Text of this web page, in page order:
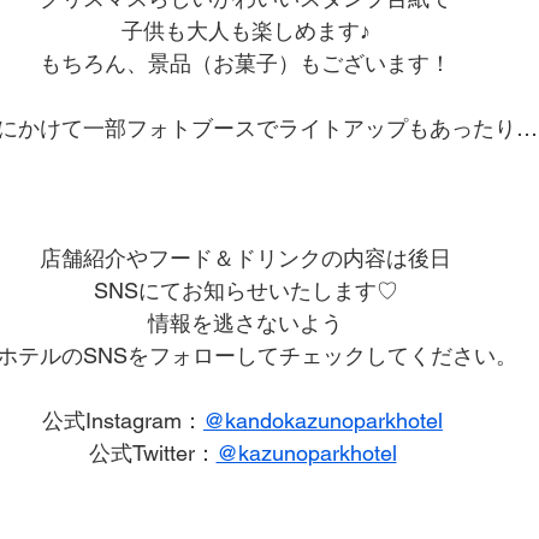
子供も大人も楽しめます♪
もちろん、景品（お菓子）もございます！
かけて一部フォトブースでライトアップもあったり
店舗紹介やフード＆ドリンクの内容は後日
SNSにてお知らせいたします♡
情報を逃さないよう
テルのSNSをフォローしてチェックしてください。
公式Instagram： @kandokazunoparkhotel
公式Twitter： @kazunoparkhotel